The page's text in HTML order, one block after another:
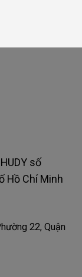
số
Hồ Chí Minh
22, Quận